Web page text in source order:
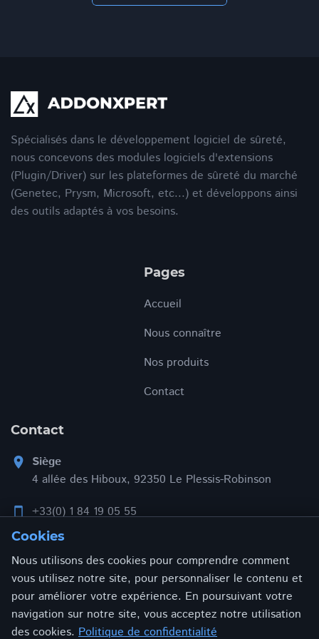
Spécialisés dans le développement logiciel de sûreté,
nous concevons des modules logiciels d'extensions
(Plugin/Driver) sur les plateformes de sûreté du marché
(Genetec, Prysm, Microsoft, etc...) et développons ainsi
des outils adaptés à vos besoins.
Pages
Accueil
Nous connaître
Nos produits
Contact
Contact
location_on Siège
4 allée des Hiboux, 92350 Le Plessis-Robinson
smartphone +33(0) 1 84 19 05 55
email contact@addonxpert.com
Politique de confidentialité Mentions Légales
Cookies
Nous utilisons des cookies pour comprendre comment
vous utilisez notre site, pour personnaliser le contenu et
pour améliorer votre expérience. En poursuivant votre
navigation sur notre site, vous acceptez notre utilisation
des cookies. Politique de confidentialité